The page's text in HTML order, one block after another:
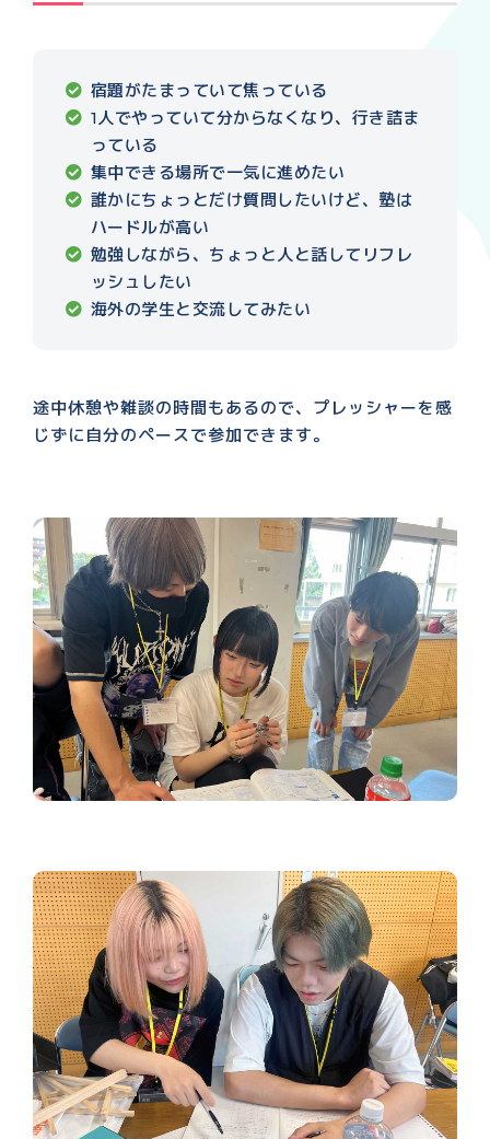
宿題がたまっていて焦っている
1人でやっていて分からなくなり、行き詰ま
っている
集中できる場所で一気に進めたい
誰かにちょっとだけ質問したいけど、塾は
ハードルが高い
勉強しながら、ちょっと人と話してリフレ
ッシュしたい
海外の学生と交流してみたい
途中休憩や雑談の時間もあるので、プレッシャーを感
じずに自分のペースで参加できます。